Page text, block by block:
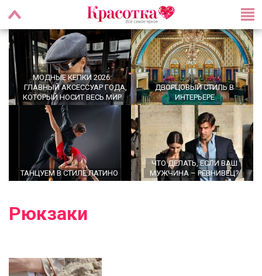
МОДНЫЕ КЕПКИ 2026:
ГЛАВНЫЙ АКСЕССУАР ГОДА,
КОТОРЫЙ НОСИТ ВЕСЬ МИР
ДВОРЦОВЫЙ СТИЛЬ В
ИНТЕРЬЕРЕ
ТАНЦУЕМ В СТИЛЕ ЛАТИНО
ЧТО ДЕЛАТЬ, ЕСЛИ ВАШ
МУЖЧИНА – РЕВНИВЕЦ?
Рюкзаки